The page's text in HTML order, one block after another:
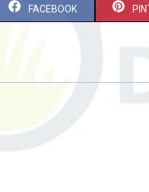
FACEBOOK